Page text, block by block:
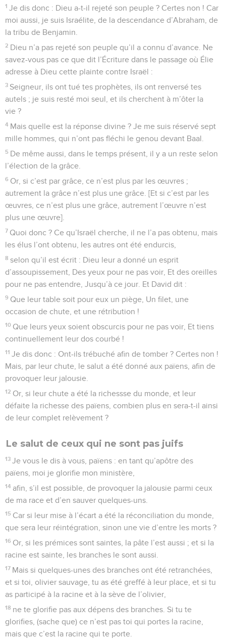
1 Je dis donc : Dieu a-t-il rejeté son peuple ? Certes non ! Car
moi aussi, je suis Israélite, de la descendance d’Abraham, de
la tribu de Benjamin.
2 Dieu n’a pas rejeté son peuple qu’il a connu d’avance. Ne
savez-vous pas ce que dit l’Écriture dans le passage où Élie
adresse à Dieu cette plainte contre Israël :
3 Seigneur, ils ont tué tes prophètes, ils ont renversé tes
autels ; je suis resté moi seul, et ils cherchent à m’ôter la
vie ?
4 Mais quelle est la réponse divine ? Je me suis réservé sept
mille hommes, qui n’ont pas fléchi le genou devant Baal.
5 De même aussi, dans le temps présent, il y a un reste selon
l’élection de la grâce.
6 Or, si c’est par grâce, ce n’est plus par les œuvres ;
autrement la grâce n’est plus une grâce. [Et si c’est par les
œuvres, ce n’est plus une grâce, autrement l’œuvre n’est
plus une œuvre].
7 Quoi donc ? Ce qu’Israël cherche, il ne l’a pas obtenu, mais
les élus l’ont obtenu, les autres ont été endurcis,
8 selon qu’il est écrit : Dieu leur a donné un esprit
d’assoupissement, Des yeux pour ne pas voir, Et des oreilles
pour ne pas entendre, Jusqu’à ce jour. Et David dit :
9 Que leur table soit pour eux un piège, Un filet, une
occasion de chute, et une rétribution !
10 Que leurs yeux soient obscurcis pour ne pas voir, Et tiens
continuellement leur dos courbé !
11 Je dis donc : Ont-ils trébuché afin de tomber ? Certes non !
Mais, par leur chute, le salut a été donné aux païens, afin de
provoquer leur jalousie.
12 Or, si leur chute a été la richessse du monde, et leur
défaite la richesse des païens, combien plus en sera-t-il ainsi
de leur complet relèvement ?
Le salut de ceux qui ne sont pas juifs
13 Je vous le dis à vous, païens : en tant qu’apôtre des
païens, moi je glorifie mon ministère,
14 afin, s’il est possible, de provoquer la jalousie parmi ceux
de ma race et d’en sauver quelques-uns.
15 Car si leur mise à l’écart a été la réconciliation du monde,
que sera leur réintégration, sinon une vie d’entre les morts ?
16 Or, si les prémices sont saintes, la pâte l’est aussi ; et si la
racine est sainte, les branches le sont aussi.
17 Mais si quelques-unes des branches ont été retranchées,
et si toi, olivier sauvage, tu as été greffé à leur place, et si tu
as participé à la racine et à la sève de l’olivier,
18 ne te glorifie pas aux dépens des branches. Si tu te
glorifies, (sache que) ce n’est pas toi qui portes la racine,
mais que c’est la racine qui te porte.